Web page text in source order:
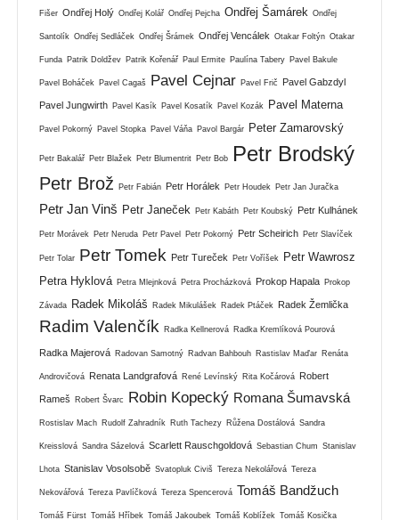
Fišer Ondřej Holý Ondřej Kolář Ondřej Pejcha Ondřej Šamárek Ondřej
Santolík Ondřej Sedláček Ondřej Šrámek Ondřej Vencálek Otakar Foltýn Otakar
Funda Patrik Doldžev Patrik Kořenář Paul Ermite Paulína Tabery Pavel Bakule
Pavel Boháček Pavel Cagaš Pavel Cejnar Pavel Frič Pavel Gabzdyl
Pavel Jungwirth Pavel Kasík Pavel Kosatík Pavel Kozák Pavel Materna
Pavel Pokorný Pavel Stopka Pavel Váňa Pavol Bargár Peter Zamarovský
Petr Bakalář Petr Blažek Petr Blumentrit Petr Bob Petr Brodský
Petr Brož Petr Fabián Petr Horálek Petr Houdek Petr Jan Juračka
Petr Jan Vinš Petr Janeček Petr Kabáth Petr Koubský Petr Kulhánek
Petr Morávek Petr Neruda Petr Pavel Petr Pokorný Petr Scheirich Petr Slavíček
Petr Tolar Petr Tomek Petr Tureček Petr Voříšek
Petr Wawrosz
Petra Hyklová Petra Mlejnková Petra Procházková Prokop Hapala Prokop
Závada Radek Mikoláš Radek Mikulášek Radek Ptáček Radek Žemlička
Radim Valenčík Radka Kellnerová Radka Kremlíková Pourová
Radka Majerová Radovan Samotný Radvan Bahbouh Rastislav Maďar Renáta
Androvičová Renata Landgrafová René Levínský Rita Kočárová Robert
Rameš Robert Švarc Robin Kopecký Romana Šumavská
Rostislav Mach Rudolf Zahradník Ruth Tachezy Růžena Dostálová Sandra
Kreisslová Sandra Sázelová Scarlett Rauschgoldová Sebastian Chum Stanislav
Lhota Stanislav Vosolsobě Svatopluk Civiš Tereza Nekolářová Tereza
Nekovářová Tereza Pavlíčková Tereza Spencerová Tomáš Bandžuch
Tomáš Fürst Tomáš Hříbek Tomáš Jakoubek Tomáš Koblížek Tomáš Kosička